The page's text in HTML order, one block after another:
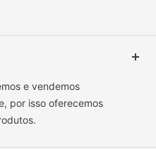
e vendemos
por isso oferecemos